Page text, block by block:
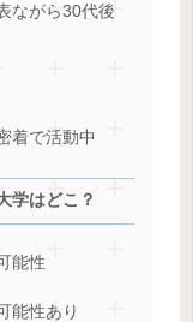
ながら30代後
着で活動中
学はどこ？
能性
能性あり